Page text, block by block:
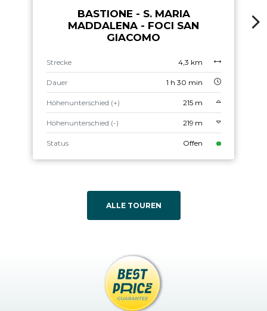
BASTIONE - S. MARIA
MADDALENA - FOCI SAN
GIACOMO
Strecke 4,3 km
Dauer 1 h 30 min
Höhenunterschied (+) 215 m
Höhenunterschied (-) 219 m
Status Offen
ALLE TOUREN